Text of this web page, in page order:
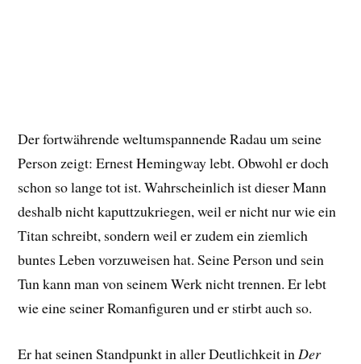
Der fortwährende weltumspannende Radau um seine
Person zeigt: Ernest Hemingway lebt. Obwohl er doch
schon so lange tot ist. Wahrscheinlich ist dieser Mann
deshalb nicht kaputtzukriegen, weil er nicht nur wie ein
Titan schreibt, sondern weil er zudem ein ziemlich
buntes Leben vorzuweisen hat. Seine Person und sein
Tun kann man von seinem Werk nicht trennen. Er lebt
wie eine seiner Romanfiguren und er stirbt auch so.
Er hat seinen Standpunkt in aller Deutlichkeit in Der